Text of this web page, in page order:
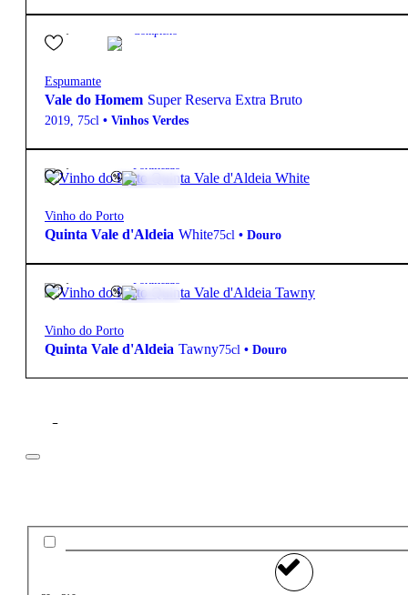
25,50€ Complexo
Espumante
Vale do Homem Super Reserva Extra Bruto
2019, 75cl • Vinhos Verdes
14,60€ Fortificado
Vinho do Porto
Quinta Vale d'Aldeia White75cl • Douro
14,60€ Fortificado
Vinho do Porto
Quinta Vale d'Aldeia Tawny75cl • Douro
Filtros